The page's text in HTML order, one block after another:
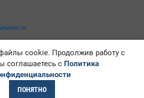
cookie. Продолжив работу с
соглашаетесь с Политика
ПОНЯТНО